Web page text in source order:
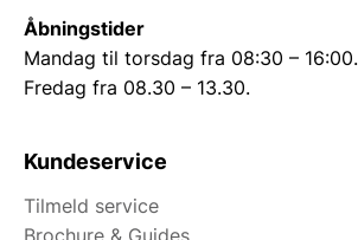
Åbningstider
Mandag til torsdag fra 08:30 – 16:00.
Fredag fra 08.30 – 13.30.
Kundeservice
Tilmeld service
Brochure & Guides